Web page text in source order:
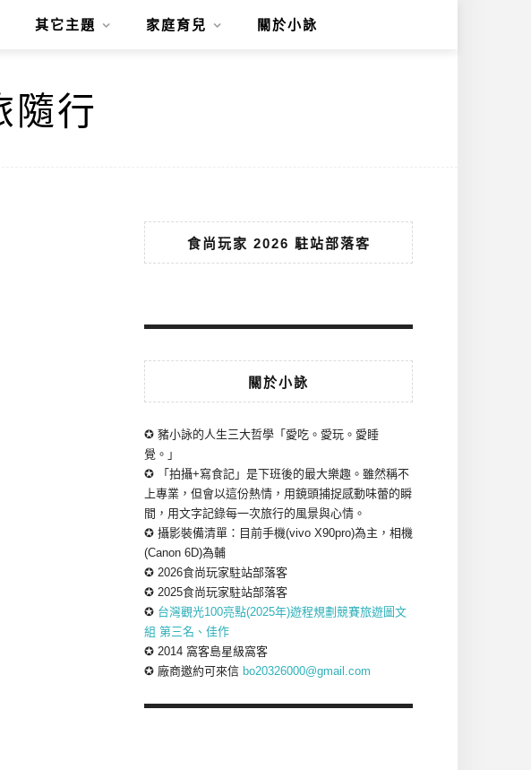
其它主題 家庭育兒 關於小詠
食尚玩家 2026 駐站部落客
關於小詠
✪ 豬小詠的人生三大哲學「愛吃。愛玩。愛睡
覺。」
✪ 「拍攝+寫食記」是下班後的最大樂趣。雖然稱不
上專業，但會以這份熱情，用鏡頭捕捉感動味蕾的瞬
間，用文字記錄每一次旅行的風景與心情。
✪ 攝影裝備清單：目前手機(vivo X90pro)為主，相機
(Canon 6D)為輔
✪ 2026食尚玩家駐站部落客
✪ 2025食尚玩家駐站部落客
✪ 台灣觀光100亮點(2025年)遊程規劃競賽旅遊圖文
組 第三名、佳作
✪ 2014 窩客島星級窩客
✪ 廠商邀約可來信 bo20326000@gmail.com